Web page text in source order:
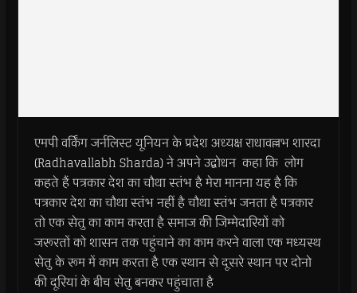
एमपी वर्किंग जर्नलिस्ट यूनियन के प्रदेश अध्यक्ष राधावल्लभ शारदा
(Radhavallabh Sharda) ने अपने उद्बोधन कहा कि लोग
कहते हैं पत्रकार देश का चौथा स्तंभ है मेरा मानना यह है कि
पत्रकार देश का चौथा स्तंभ नहीं है चौथा स्तंभ जनता है पत्रकार
तो एक सेतु का काम करता है समाज की जिम्मेदारियों को
जरूरतों को शासन तक पहुंचाने का काम करने वाला एक मध्यस्थ
सेतु के रूम में काम करता है एक स्थान से दूसरे स्थान पर दोनो
की दूरियां के बीच सेतु बनकर पहुंचाता है